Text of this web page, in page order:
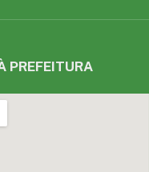
PREFEITURA